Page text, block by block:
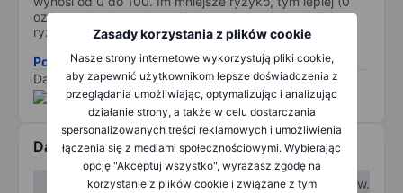
Zasady korzystania z plików cookie
Nasze strony internetowe wykorzystują pliki cookie,
aby zapewnić użytkownikom lepsze doświadczenia z
przeglądania umożliwiając, optymalizując i analizując
działanie strony, a także w celu dostarczania
spersonalizowanych treści reklamowych i umożliwienia
łączenia się z mediami społecznościowymi. Wybierając
opcję "Akceptuj wszystko", wyrażasz zgodę na
korzystanie z plików cookie i związane z tym
oznacza brak ryzyka, a 100 oznacza najpoważniejsze
ryzyko).
Pobierz metodologię ryzyka ESG.
Dane dostarczone przez
/
Dane finansowe
W I kw.
W II kw.